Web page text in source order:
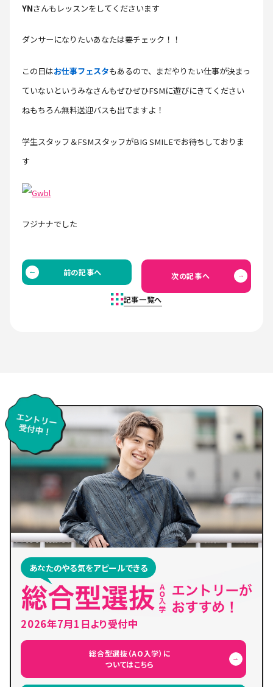
YNさんもレッスンをしてくださいます
ダンサーになりたいあなたは要チェック！！
この日はお仕事フェスタもあるので、まだやりたい仕事が決まっ
ていないというみなさんもぜひぜひFSMに遊びにきてください
ねもちろん無料送迎バスも出てますよ！
学生スタッフ＆FSMスタッフがBIG SMILEでお待ちしておりま
す
フジナナでした
前の記事へ
記事一覧へ
次の記事へ
あなたのやる気をアピールできる
2026年7月1日より受付中
総合型選抜（AO入学）に
ついてはこちら